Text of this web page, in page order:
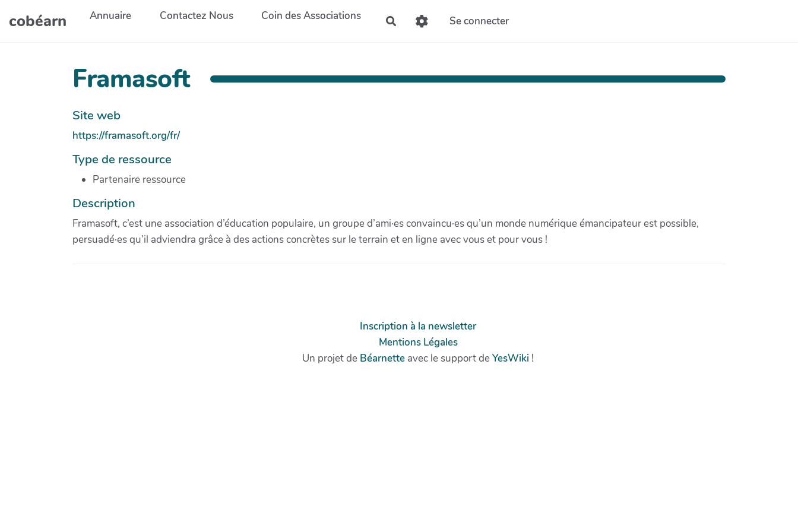
Aller au contenu principal
cobéarn Annuaire Contactez Nous Coin des Associations Rechercher Se connecter
Framasoft
Site web
https://framasoft.org/fr/
Type de ressource
Partenaire ressource
Description
Framasoft, c’est une association d’éducation populaire, un groupe d’ami·es convaincu·es qu’un monde numérique émancipateur est possible,
persuadé·es qu’il adviendra grâce à des actions concrètes sur le terrain et en ligne avec vous et pour vous !
Inscription à la newsletter
Mentions Légales
Un projet de Béarnette avec le support deYesWiki !